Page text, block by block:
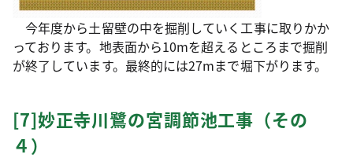
今年度から土留壁の中を掘削していく工事に取りかか
っております。地表面から10mを超えるところまで掘削
が終了しています。最終的には27mまで堀下がります。
[7]妙正寺川鷺の宮調節池工事（その
４）